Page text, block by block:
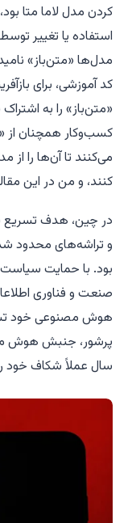
کردن مدل لاما متا
استفاده یا تغییر
مدل‌ها «متن‌باز»
کد آموزشی، برای
«متن‌باز» را به
کسب‌وکار همچنان از
می‌کنند تا آن‌ها را از
کنند، و من در این
در چین، هدف تسریع
و تراشه‌های محدود
بود. با حمایت
صنعت و فناوری
هوش مصنوعی خود
پرشور، جنبش هوش
سال عملاً شکاف خود